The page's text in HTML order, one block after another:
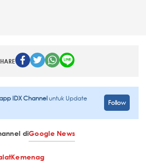
IDX Channeluntuk Update
Follow
diGoogle News
Kemenag